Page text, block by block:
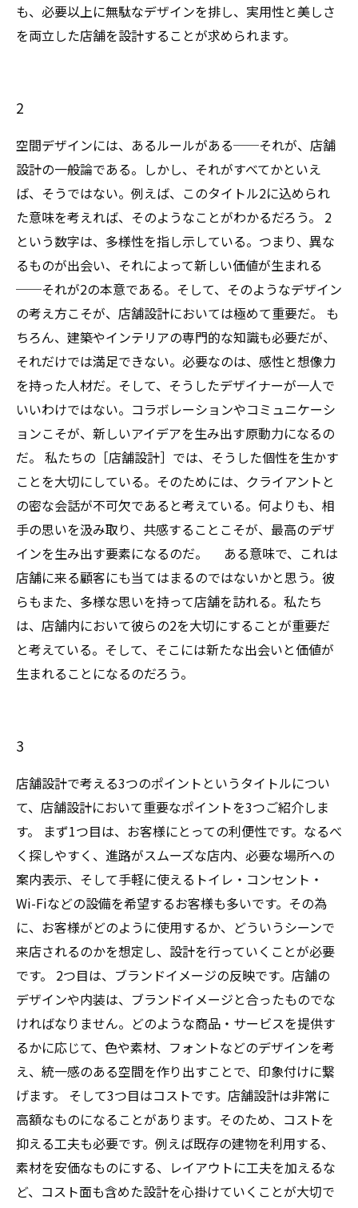
も、必要以上に無駄なデザインを排し、実用性と美しさ
を両立した店舗を設計することが求められます。
2
空間デザインには、あるルールがある──それが、店舗
設計の一般論である。しかし、それがすべてかといえ
ば、そうではない。例えば、このタイトル2に込められ
た意味を考えれば、そのようなことがわかるだろう。 2
という数字は、多様性を指し示している。つまり、異な
るものが出会い、それによって新しい価値が生まれる
──それが2の本意である。そして、そのようなデザイン
の考え方こそが、店舗設計においては極めて重要だ。 も
ちろん、建築やインテリアの専門的な知識も必要だが、
それだけでは満足できない。必要なのは、感性と想像力
を持った人材だ。そして、そうしたデザイナーが一人で
いいわけではない。コラボレーションやコミュニケーシ
ョンこそが、新しいアイデアを生み出す原動力になるの
だ。 私たちの［店舗設計］では、そうした個性を生かす
ことを大切にしている。そのためには、クライアントと
の密な会話が不可欠であると考えている。何よりも、相
手の思いを汲み取り、共感することこそが、最高のデザ
インを生み出す要素になるのだ。 ある意味で、これは
店舗に来る顧客にも当てはまるのではないかと思う。彼
らもまた、多様な思いを持って店舗を訪れる。私たち
は、店舗内において彼らの2を大切にすることが重要だ
と考えている。そして、そこには新たな出会いと価値が
生まれることになるのだろう。
3
店舗設計で考える3つのポイントというタイトルについ
て、店舗設計において重要なポイントを3つご紹介しま
す。 まず1つ目は、お客様にとっての利便性です。なるべ
く探しやすく、進路がスムーズな店内、必要な場所への
案内表示、そして手軽に使えるトイレ・コンセント・
Wi-Fiなどの設備を希望するお客様も多いです。その為
に、お客様がどのように使用するか、どういうシーンで
来店されるのかを想定し、設計を行っていくことが必要
です。 2つ目は、ブランドイメージの反映です。店舗の
デザインや内装は、ブランドイメージと合ったものでな
ければなりません。どのような商品・サービスを提供す
るかに応じて、色や素材、フォントなどのデザインを考
え、統一感のある空間を作り出すことで、印象付けに繋
げます。 そして3つ目はコストです。店舗設計は非常に
高額なものになることがあります。そのため、コストを
抑える工夫も必要です。例えば既存の建物を利用する、
素材を安価なものにする、レイアウトに工夫を加えるな
ど、コスト面も含めた設計を心掛けていくことが大切で